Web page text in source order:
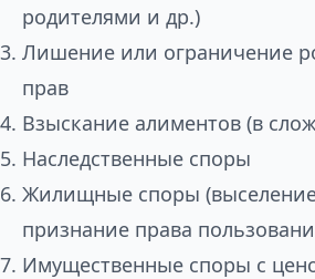
родителями и др.)
Лишение или ограничение
прав
Взыскание алиментов (в
Наследственные споры
Жилищные споры
признание права
Имущественные споры с